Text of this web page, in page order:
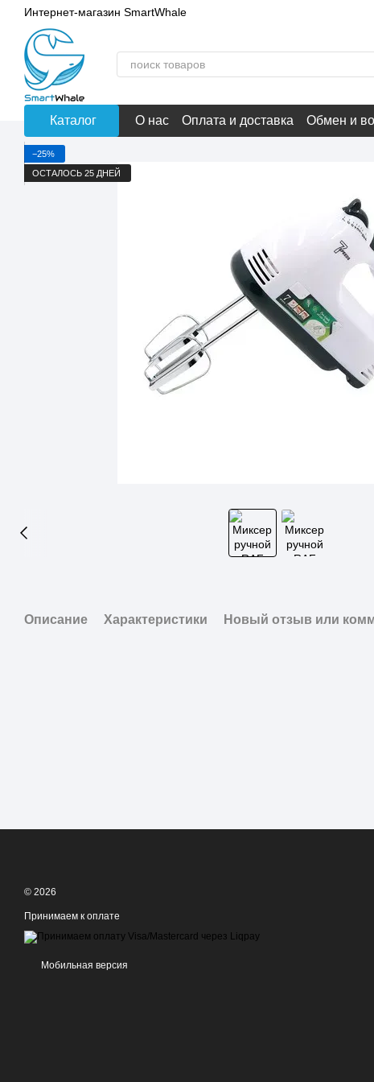
Перейти к основному контенту
Интернет-магазин SmartWhale
Каталог О нас Оплата и доставка Обмен и
−25%
ОСТАЛОСЬ 25 ДНЕЙ
Описание Характеристики Новый отзыв или
© 2026
Принимаем к оплате
Мобильная версия